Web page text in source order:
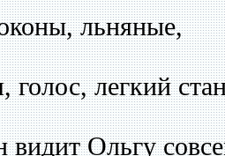
льняные,
легкий
Ольгу